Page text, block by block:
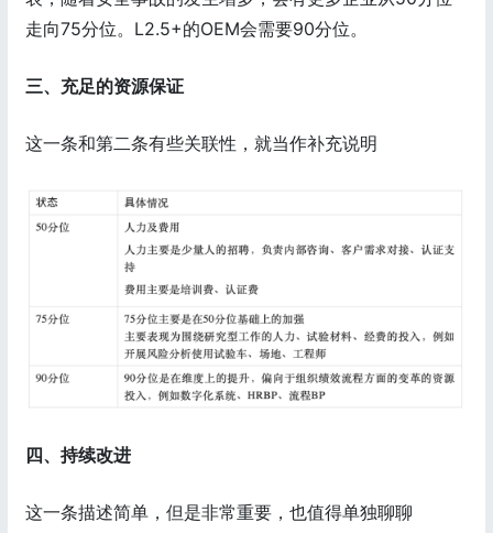
走向75分位。L2.5+的OEM会需要90分位。
三、充足的资源保证
这一条和第二条有些关联性，就当作补充说明
四、持续改进
这一条描述简单，但是非常重要，也值得单独聊聊